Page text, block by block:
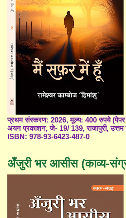
प्रथम संस्करण: 2026, मूल्य: 400 रुपये
अयन प्रकाशन, जे- 19/ 139, राजापुरी,
ISBN: 978-93-6423-487-0
अँजुरी भर आसीस (काव्य-